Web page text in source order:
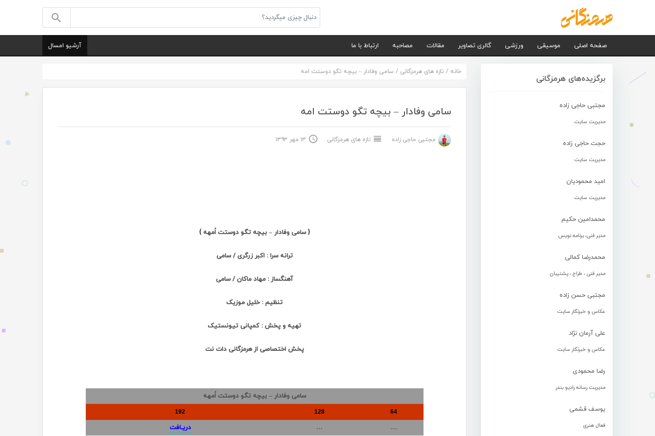
صفحه اصلی موسیقی ورزشی گالری تصاویر مقالات مصاحبه ارتباط با ما آرشیو امسال
برگزیده‌های هرمزگانی
مجتبی حاجی زاده
مدیریت سایت
حجت حاجی زاده
مدیریت سایت
امید محمودیان
مدیریت سایت
محمدامین حکیم
مدیر فنی، برنامه نویس
محمدرضا کمالی
مدیر فنی ، طراح ، پشتیبان
مجتبی حسن زاده
عکاس و خبرنگار سایت
علی آرمان نژاد
عکاس و خبرنگار سایت
رضا محمودی
مدیریت رسانه رادیو بندر
یوسف قشمی
فعال هنری
خانه / تازه های هرمزگانی / سامی وفادار – بیچه تگو دوستت امه
سامی وفادار – بیچه تگو دوستت امه
مجتبی حاجی زاده تازه های هرمزگانی ۱۳ مهر ۱۳۹۳
{ سامی وفادار – بیچه تگو دوستت اُمهه }
ترانه سرا : اکبر زرگری / سامی
آهنگساز : مهاد ماکان / سامی
تنظیم : خلیل موزیک
تهیه و پخش : کمپانی تیونستیک
پخش اختصاصی از هرمزگانی دات نت
سامی وفادار – بیچه تگو دوستت اُمهه
64
128
192
…
… دریـافت